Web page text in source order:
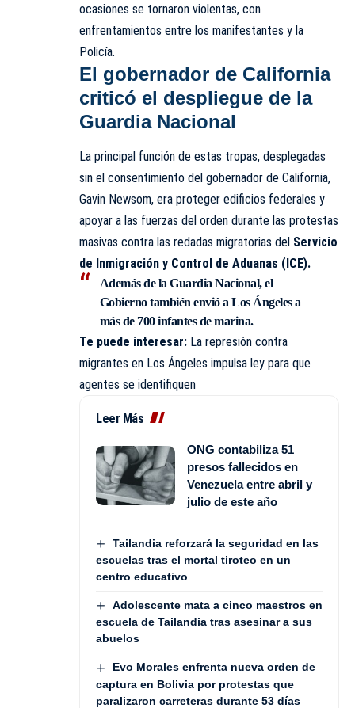
ocasiones se tornaron violentas, con
enfrentamientos entre los manifestantes y la
Policía.
El gobernador de California
criticó el despliegue de la
Guardia Nacional
La principal función de estas tropas, desplegadas
sin el consentimiento del gobernador de California,
Gavin Newsom, era proteger edificios federales y
apoyar a las fuerzas del orden durante las protestas
masivas contra las redadas migratorias del Servicio
de Inmigración y Control de Aduanas (ICE).
Además de la Guardia Nacional, el
Gobierno también envió a Los Ángeles a
más de 700 infantes de marina.
Te puede interesar: La represión contra
migrantes en Los Ángeles impulsa ley para que
agentes se identifiquen
Leer Más
ONG contabiliza 51
presos fallecidos en
Venezuela entre abril y
julio de este año
Tailandia reforzará la seguridad en las
escuelas tras el mortal tiroteo en un
centro educativo
Adolescente mata a cinco maestros en
escuela de Tailandia tras asesinar a sus
abuelos
Evo Morales enfrenta nueva orden de
captura en Bolivia por protestas que
paralizaron carreteras durante 53 días